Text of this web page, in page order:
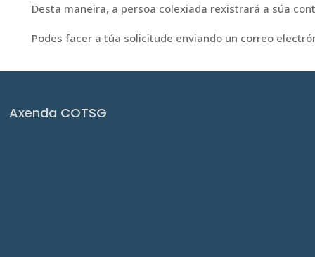
Desta maneira, a persoa colexiada rexistrará a súa
Podes facer a túa solicitude enviando un correo
Axenda COTSG